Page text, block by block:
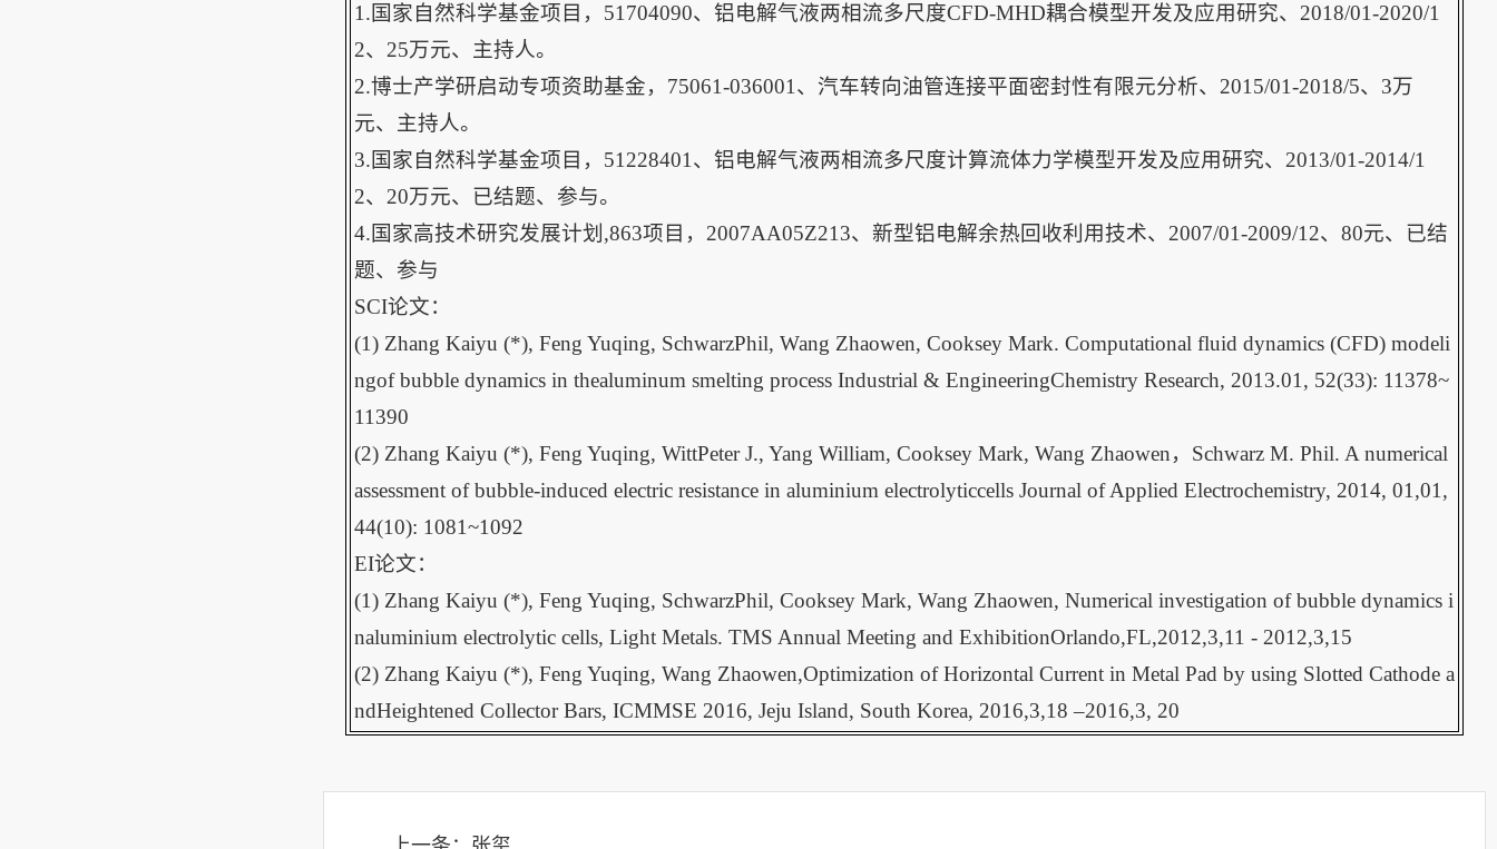
1.国家自然科学基金项目，51704090、铝电解气液两相流多尺度CFD-MHD耦合模型开发及应用研究、2018/01-2020/1
2、25万元、主持人。
2.博士产学研启动专项资助基金，75061-036001、汽车转向油管连接平面密封性有限元分析、2015/01-2018/5、3万
元、主持人。
3.国家自然科学基金项目，51228401、铝电解气液两相流多尺度计算流体力学模型开发及应用研究、2013/01-2014/1
2、20万元、已结题、参与。
4.国家高技术研究发展计划,863项目，2007AA05Z213、新型铝电解余热回收利用技术、2007/01-2009/12、80元、已结
题、参与
SCI论文：
(1) Zhang Kaiyu (*), Feng Yuqing, SchwarzPhil, Wang Zhaowen, Cooksey Mark. Computational fluid dynamics (CFD) modeli
ngof bubble dynamics in thealuminum smelting process Industrial & EngineeringChemistry Research, 2013.01, 52(33): 11378~
11390
(2) Zhang Kaiyu (*), Feng Yuqing, WittPeter J., Yang William, Cooksey Mark, Wang Zhaowen，Schwarz M. Phil. A numerical
assessment of bubble-induced electric resistance in aluminium electrolyticcells Journal of Applied Electrochemistry, 2014, 01,01,
44(10): 1081~1092
EI论文：
(1) Zhang Kaiyu (*), Feng Yuqing, SchwarzPhil, Cooksey Mark, Wang Zhaowen, Numerical investigation of bubble dynamics i
naluminium electrolytic cells, Light Metals. TMS Annual Meeting and ExhibitionOrlando,FL,2012,3,11 - 2012,3,15
(2) Zhang Kaiyu (*), Feng Yuqing, Wang Zhaowen,Optimization of Horizontal Current in Metal Pad by using Slotted Cathode a
ndHeightened Collector Bars, ICMMSE 2016, Jeju Island, South Korea, 2016,3,18 –2016,3, 20